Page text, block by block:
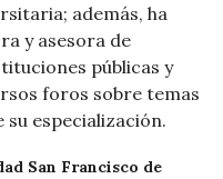
además, ha
y asesora de
públicas y
foros sobre temas
especialización.
San Francisco de